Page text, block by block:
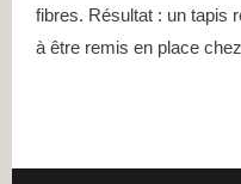
fibres. Résultat : un tapis
à être remis en place